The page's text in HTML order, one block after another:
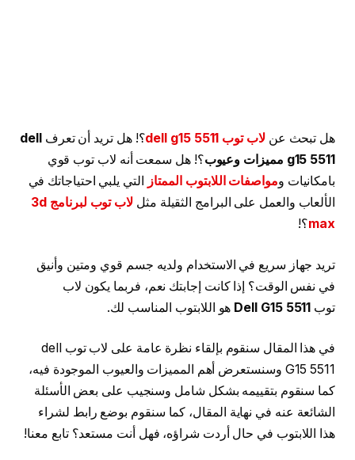
هل تبحث عنلاب توب dell g15 5511 ؟! هل تريد أن تعرف
dell
g15 5511 مميزات وعيوب
؟! هل سمعت أنه لاب توب قوي
بامكانيات ومواصفات اللابتوب الممتاز
التي يلبي احتياجاتك في
الألعاب والعمل على البرامج الثقيلة مثل
لاب توب لبرنامج 3d
max؟!
تريد جهاز سريع في الاستخدام ولديه جسم قوي ومتين وأنيق
في نفس الوقت؟ إذا كانت إجابتك نعم، فربما يكون لاب
توب Dell G15 5511 هو اللابتوب المناسب لك.
في هذا المقال سنقوم بإلقاء نظرة عامة على لاب توب dell
G15 5511 وسنستعرض أهم المميزات والعيوب الموجودة فيه،
كما سنقوم بتقييمه بشكل شامل وسنجيب على بعض الأسئلة
الشائعة عنه في نهاية المقال، كما سنقوم بوضع رابط لشراء
هذا اللابتوب في حال أردت شراؤه، فهل أنت مستعد؟ تابع معنا!